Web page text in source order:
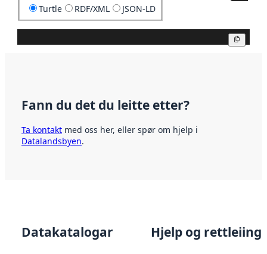
Turtle RDF/XML JSON-LD
Fann du det du leitte etter?
Ta kontakt med oss her, eller spør om hjelp i
Datalandsbyen.
Datakatalogar Hjelp og rettleiing